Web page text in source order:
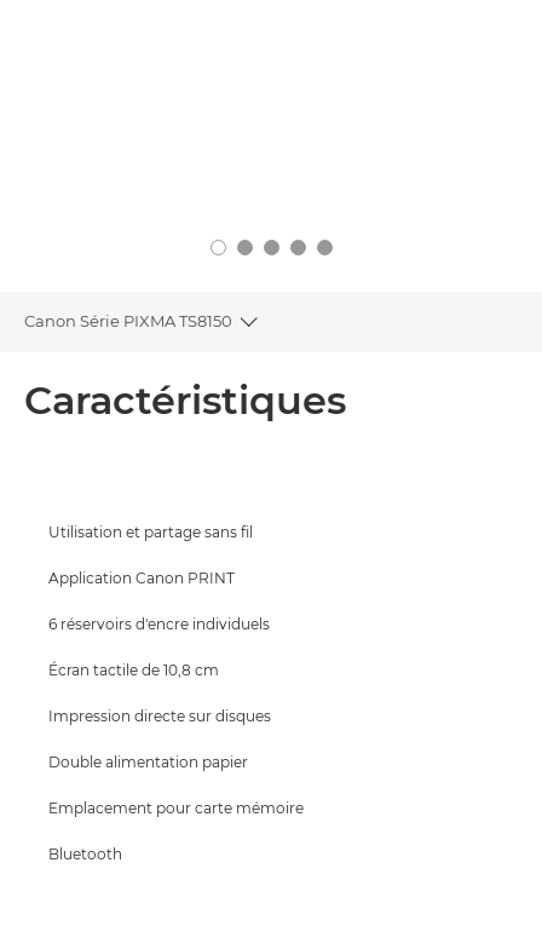
Canon Série PIXMA TS8150
Toggle breadcrumbs
Caractéristiques
Utilisation et partage sans fil
Application Canon PRINT
6 réservoirs d'encre individuels
Écran tactile de 10,8 cm
Impression directe sur disques
Double alimentation papier
Emplacement pour carte mémoire
Bluetooth